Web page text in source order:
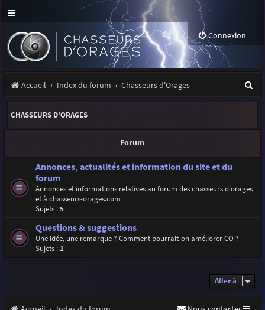
Connexion
Accueil Index du forum Chasseurs d'Orages
e
e
CHASSEURS D'ORAGES
Forum
Annonces, actualités et information du site et du
forum
Annonces et informations relatives au forum des chasseurs d'orages
et à chasseurs-orages.com
Sujets :5
Questions & suggestions
Une idée, une remarque ? Comment pourrait-on améliorer CO ?
Sujets : 1
Aller à